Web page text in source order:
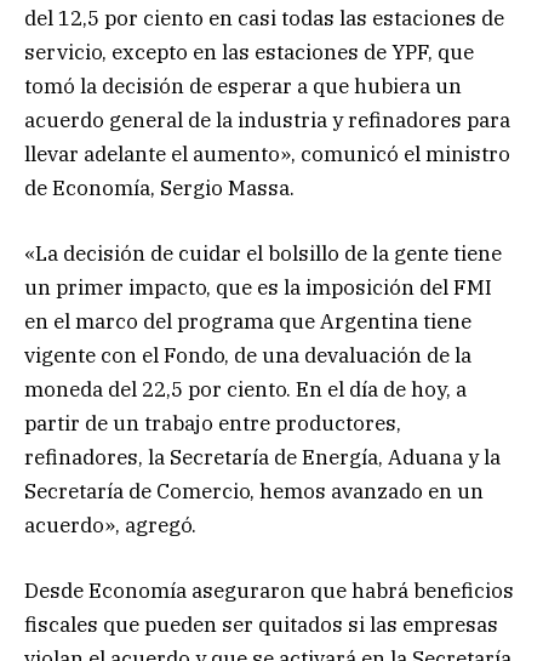
del 12,5 por ciento en casi todas las estaciones de
servicio, excepto en las estaciones de YPF, que
tomó la decisión de esperar a que hubiera un
acuerdo general de la industria y refinadores para
llevar adelante el aumento», comunicó el ministro
de Economía, Sergio Massa.
«La decisión de cuidar el bolsillo de la gente tiene
un primer impacto, que es la imposición del FMI
en el marco del programa que Argentina tiene
vigente con el Fondo, de una devaluación de la
moneda del 22,5 por ciento. En el día de hoy, a
partir de un trabajo entre productores,
refinadores, la Secretaría de Energía, Aduana y la
Secretaría de Comercio, hemos avanzado en un
acuerdo», agregó.
Desde Economía aseguraron que habrá beneficios
fiscales que pueden ser quitados si las empresas